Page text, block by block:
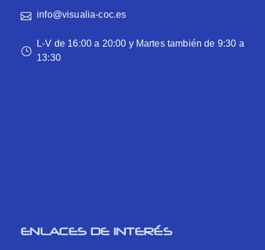
info@visualia-coc.es
L-V de 16:00 a 20:00 y Martes también de 9:30 a
13:30
ENLACES DE INTERÉS